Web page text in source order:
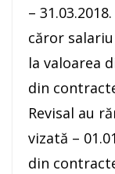
–
căror
la valoarea
din
Revisal au
vizată –
din